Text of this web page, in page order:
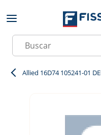
Skip to main content
Site Search
Allied 16D74 105241-01